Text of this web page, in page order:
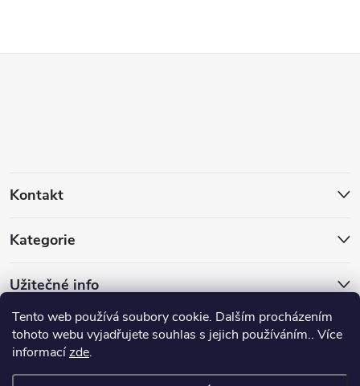
Tento web používá soubory cookie. Dalším procházením
tohoto webu vyjadřujete souhlas s jejich používáním.. Více
informacízde.
aKontakt
Kategorie
Užitečné info
Facebook